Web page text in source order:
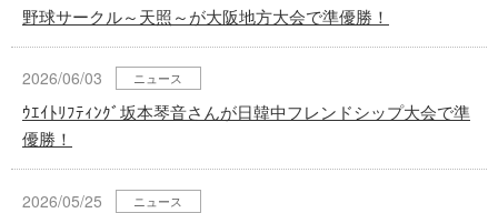
野球サークル～天照～が大阪地方大会で準優勝！
2026/06/03 ニュース
ｳｴｲﾄﾘﾌﾃｨﾝｸﾞ坂本琴音さんが日韓中フレンドシップ大会で準
優勝！
2026/05/25 ニュース